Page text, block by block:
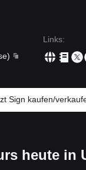
)
Links:
Sign kaufen/
heute in